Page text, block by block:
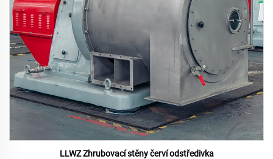
LLWZ Zhrubovací stěny červí odstředivka